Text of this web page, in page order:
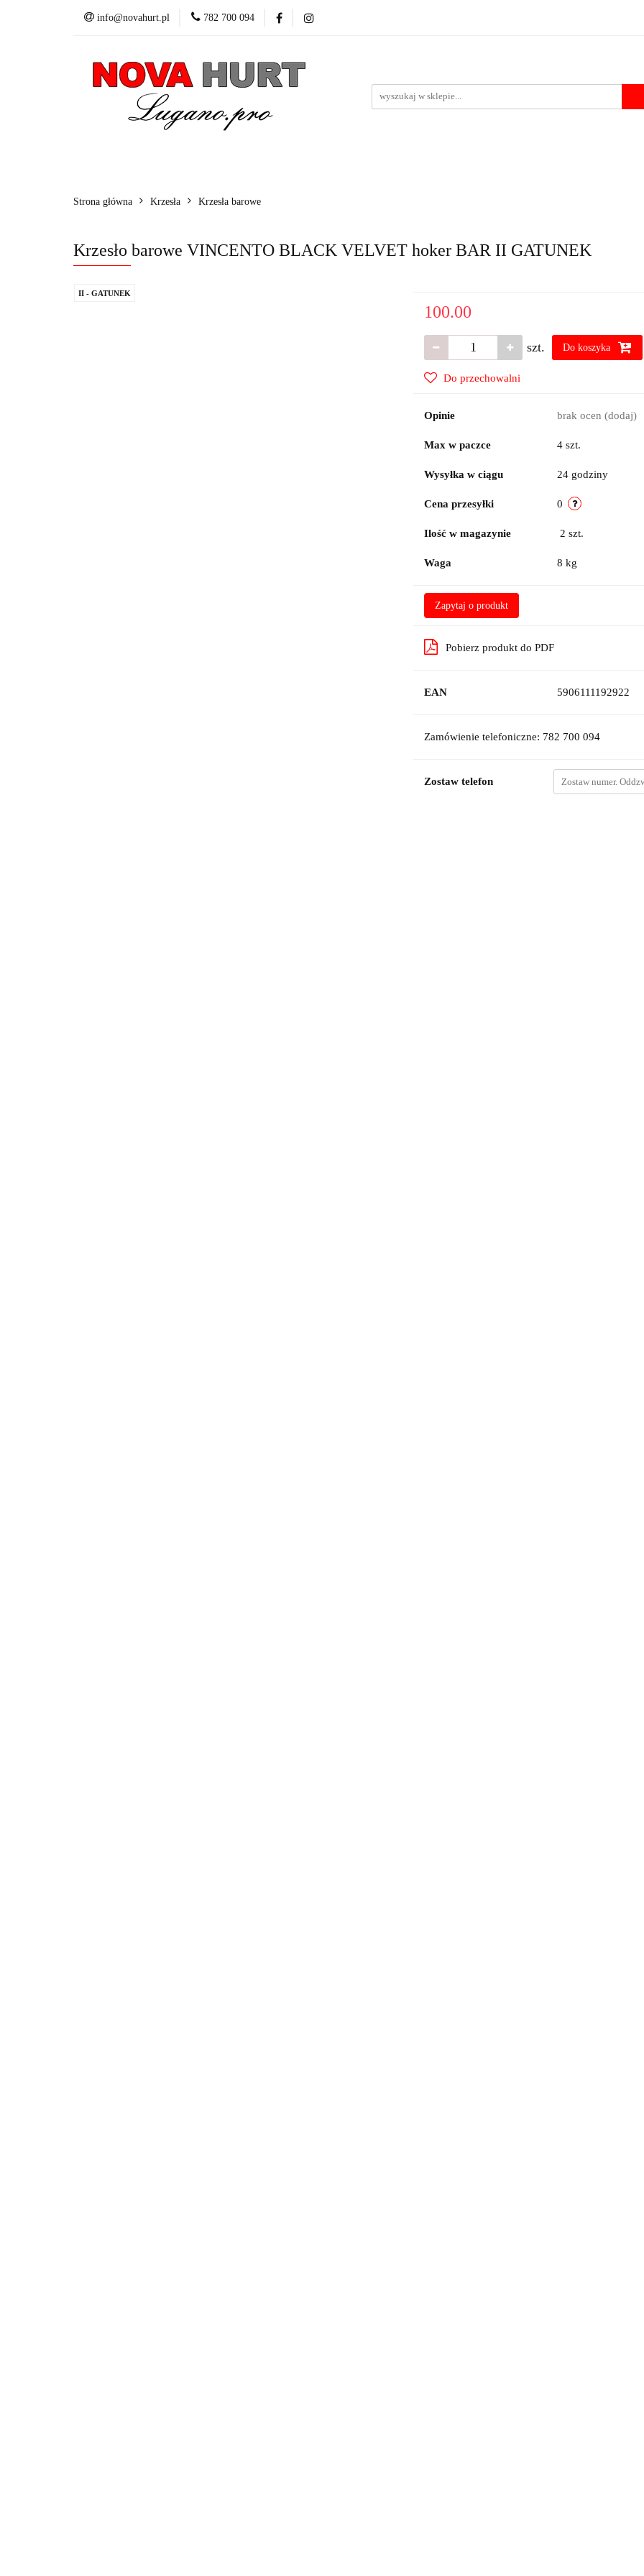
info@novahurt.pl 782 700 094
Fotele obrotowe
Kontakt Dane do przelewu
Strona główna Krzesła Krzesła barowe
Krzesło barowe VINCENTO BLACK VELVET hoker BAR II GATUNEK
II - GATUNEK
100.00
szt. Do koszyka
Do przechowalni
Opinie brak ocen (dodaj)
Max w paczce 4 szt.
Wysyłka w ciągu 24 godziny
Cena przesyłki 0
Ilość w magazynie 2 szt.
Waga 8 kg
Zapytaj o produkt
Pobierz produkt do PDF
EAN 5906111192922
Zamówienie telefoniczne: 782 700 094
Zostaw telefon